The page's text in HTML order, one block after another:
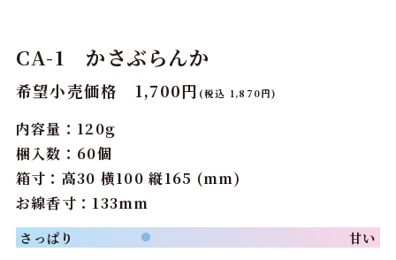
CA-1 かさぶらんか
希望小売価格 1,700円 (税込 1,870円)
内容量：120g
梱入数：60個
箱寸：高30 横100 縦165 (mm)
お線香寸：133mm
さっぱり ● 甘い